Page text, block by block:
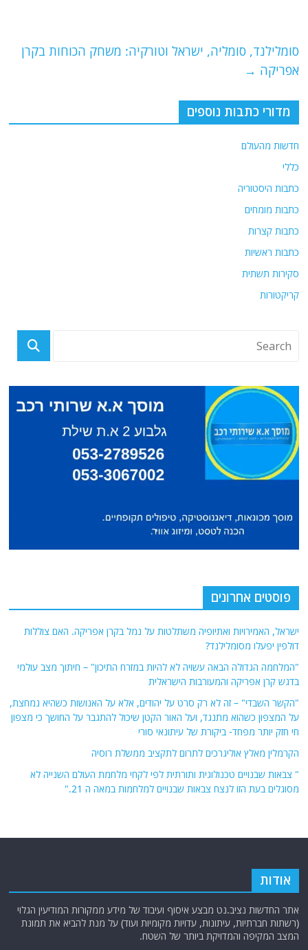
k
סומלילנד, סומליה, ישראל וטורקיה: משחק הכוחות בקרן
אפריקה →
מדורי כתבות נוספים
חדשות מהעולם
כללי
כתבות היסטוריה
כתבות מומחים
כתבות קצרות
כתבות ראשיות
סקירות תשתית
קריקטורות
פוסטים אחרונים
ישראל, האמירויות ואתיופיה משתלטות על נמל בקרן אפריקה. האם צוללות
דולפין יפעלו מסומלילנד?
"המלחמה הגדולה הבאה עשויה לא להיות במזרח התיכון" – חיתוך מצב עולמי
בדגש קרן אפריקה והמעורבות הישראלית
"הקשר השבדי" – זה לא רק סרט על יהודים, אלא על האנושות כשהיא נמחצת,
על המצפון כשהוא מתנגד, ועל האור הקטן שיכול להתגבר על החושך כי מצפון
חי חזק יותר מפחד- ביקורת של עיתונאי סורי
הקרמלין מאלץ אוליגרכים לתרום לתקציב ממשלת רוסיה
" צבאות שבנויים טכנולוגית ותורתית לפי לקחי מלחמת העולם השנייה לא
מסוגלים בעת הזו לנצח צבאות שבנויים למלחמות במאה ה 21."
אודות
אתר החדשות נציב.נט מבצע איסוף ועיבוד של מידע ממקורות המודיעין הגלוי
(רשתות חברתיות, עיתונות, עדויות מקומיות ועוד) על מנת להביא את תמונת
המצב המקיפה והמדויקת ביותר של השטח.